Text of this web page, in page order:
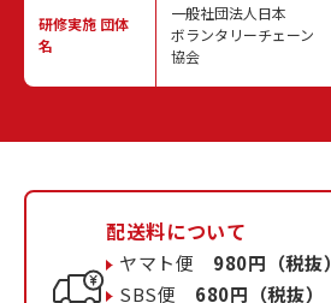
研修実施 団体
名
一般社団法人日本
ボランタリーチェーン
協会
配送料について
ヤマト便 980円（税抜）
SBS便 680円（税抜）